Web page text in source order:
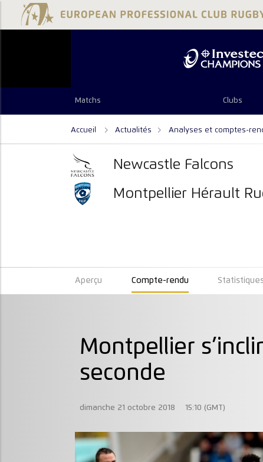
Matchs Clubs
Accueil Actualités Analyses et comptes-
Newcastle Falcons
Montpellier Hérault
Aperçu Compte-rendu
Montpellier
seconde
dimanche 21 octobre 2018 15:10 (GMT)